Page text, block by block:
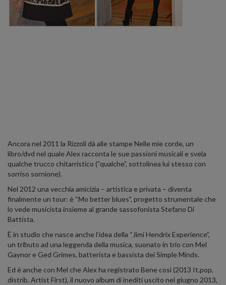
Ancora nel 2011 la Rizzoli dà alle stampe Nelle mie corde, un
libro/dvd nel quale Alex racconta le sue passioni musicali e svela
qualche trucco chitarristico (“qualche”, sottolinea lui stesso con
sorriso sornione).
Nel 2012 una vecchia amicizia – artistica e privata – diventa
finalmente un tour: è “Mo better blues”, progetto strumentale che
lo vede musicista insieme al grande sassofonista Stefano Di
Battista.
È in studio che nasce anche l’idea della “Jimi Hendrix Experience”,
un tributo ad una leggenda della musica, suonato in trio con Mel
Gaynor e Ged Grimes, batterista e bassista dei Simple Minds.
Ed è anche con Mel che Alex ha registrato Bene così (2013 It.pop,
distrib. Artist First), il nuovo album di inediti uscito nel giugno 2013,